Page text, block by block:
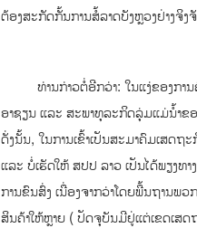
ຕ້ອງສະກັດກັ້ນການສໍ້ລາດບັງຫຼວງຢ່າງຈິງ
ທ່ານກ່າວຕໍ່ອີກວ່າ: ໃນແງ່ຂອງການ
ອາຊຽນ ແລະ ສະພາທຸລະກິດລຸ່ມແມ່ນ້ຳຂ
ດັ່ງນັ້ນ, ໃນການເຂົ້າເປັນສະມາຄົມເສດ
ແລະ ບໍ່ເຮັດໃຫ້ ສປປ ລາວ ເປັນໄດ້ພຽງທ
ການຂົນສົ່ງ ເນື່ອງຈາກວ່າໂດຍພື້ນຖານພ
ສິນຄ້າໃຫ້ຫຼາຍ ( ປັດຈຸບັນມີຢູ່ແຕ່ເຂດເສ